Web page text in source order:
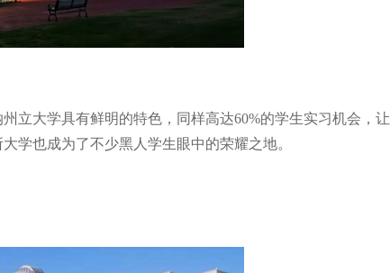
立大学具有鲜明的特色，同样高达60%的学生实习机会，让
学也成为了不少黑人学生眼中的荣耀之地。